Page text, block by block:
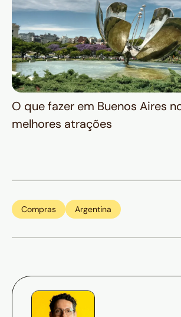
O que fazer em Buenos Aires
melhores atrações
Compras Argentina